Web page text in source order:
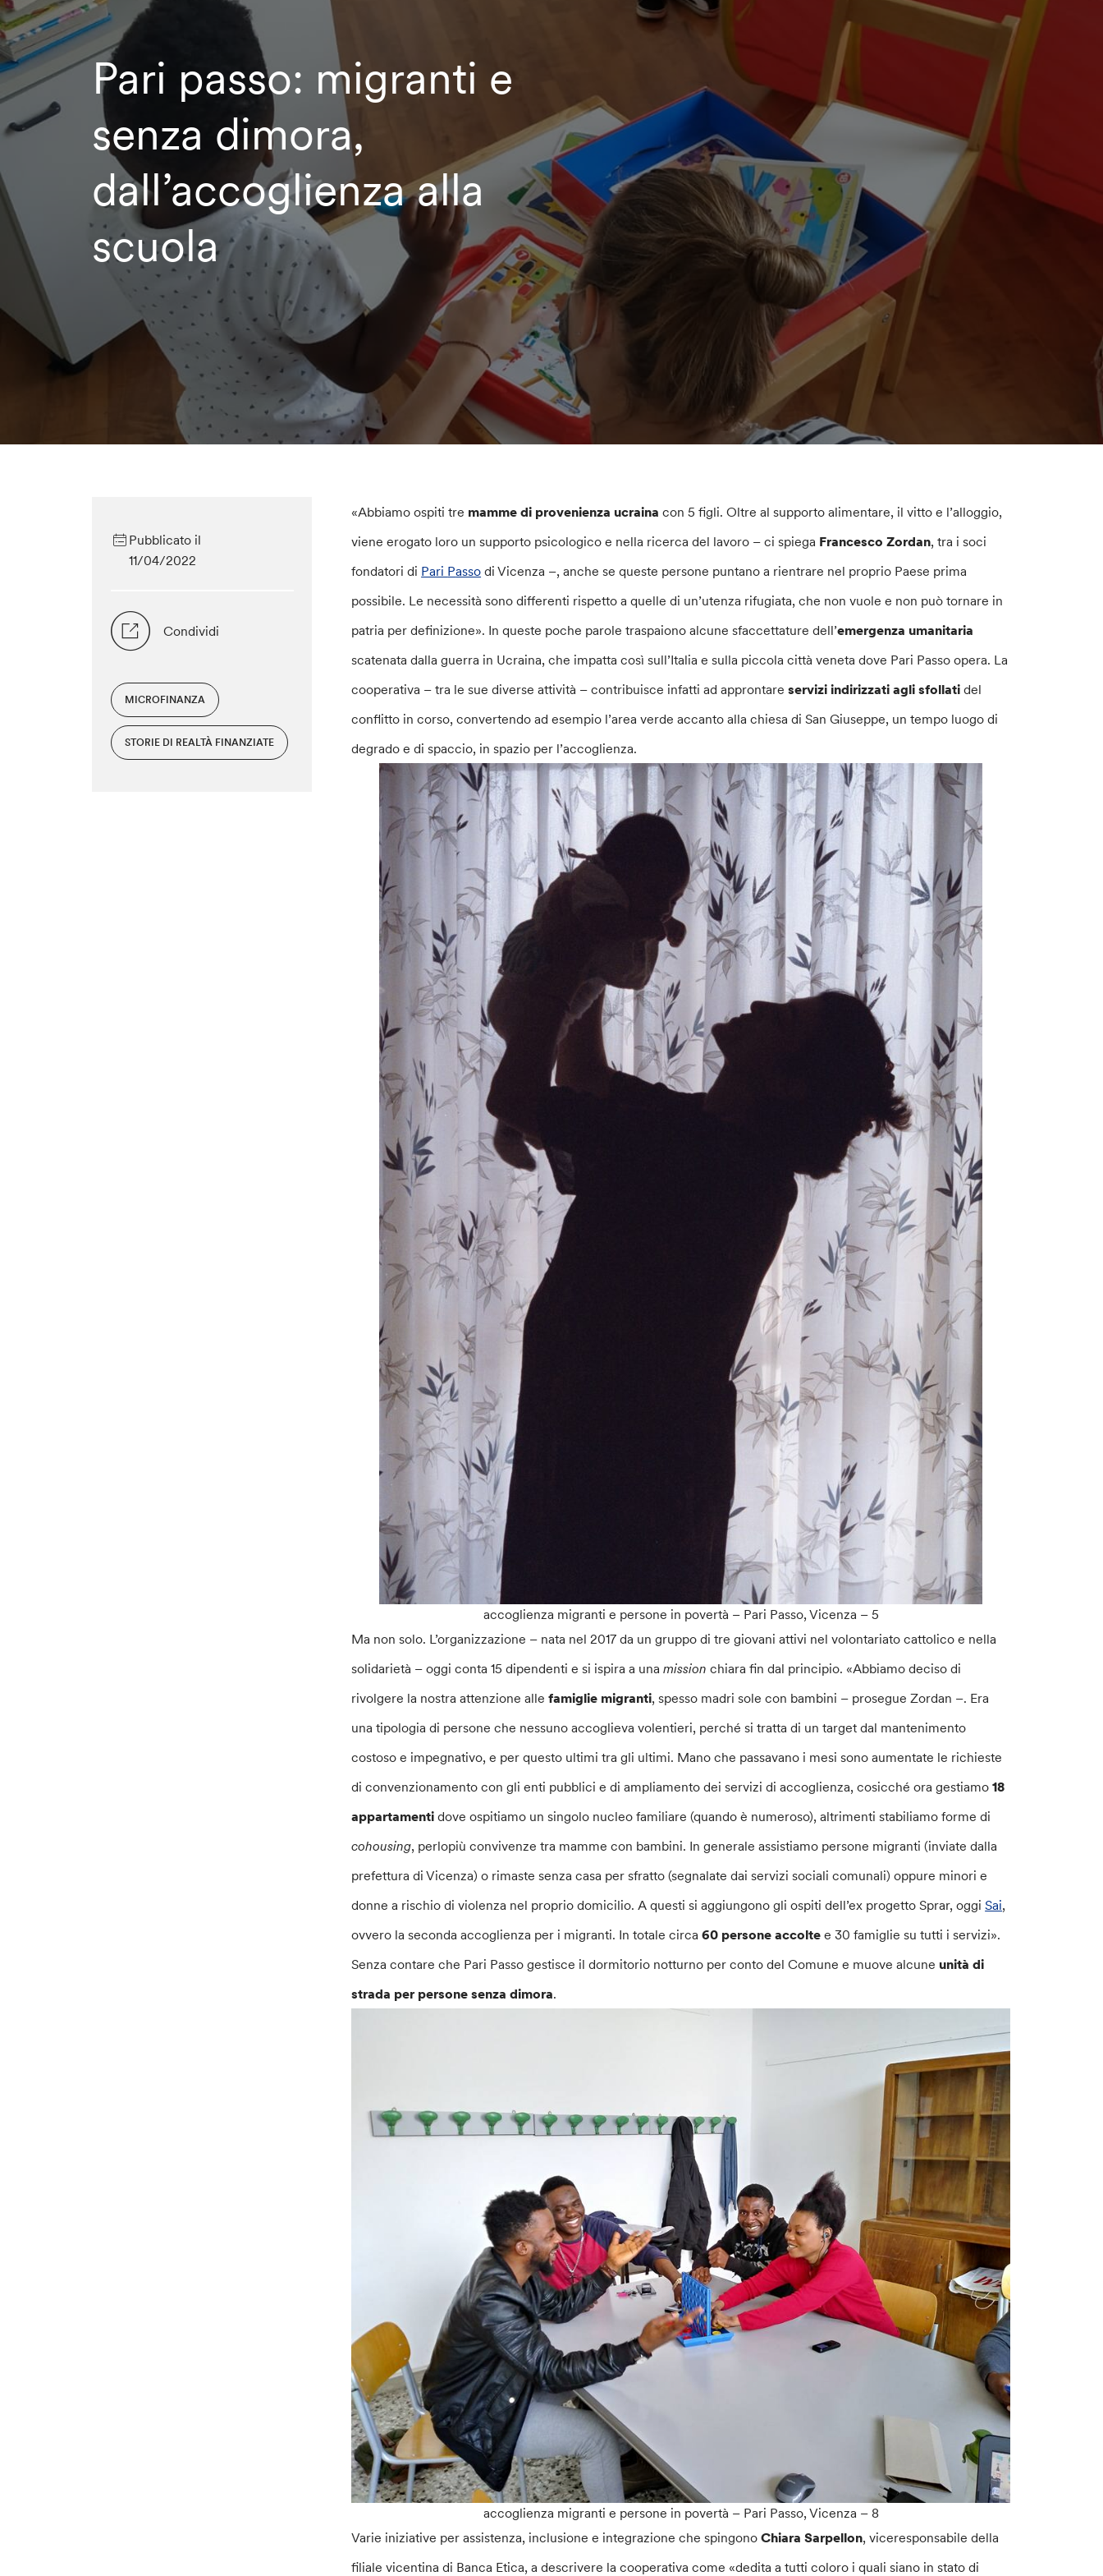
Pari passo: migranti e
senza dimora,
dall’accoglienza alla
scuola
Pubblicato il
11/04/2022
Condividi
MICROFINANZA
STORIE DI REALTÀ FINANZIATE
«Abbiamo ospiti tre mamme di provenienza ucrainacon 5 figli. Oltre al supporto alimentare, il vitto e l’alloggio,
viene erogato loro un supporto psicologico e nella ricerca del lavoro – ci spiega Francesco Zordan, tra i soci
fondatori di Pari Passo di Vicenza –, anche se queste persone puntano a rientrare nel proprio Paese prima
possibile. Le necessità sono differenti rispetto a quelle di un’utenza rifugiata, che non vuole e non può tornare in
patria per definizione». In queste poche parole traspaiono alcune sfaccettature dell’emergenza umanitaria
scatenata dalla guerra in Ucraina, che impatta così sull’Italia e sulla piccola città veneta dove Pari Passo opera. La
cooperativa – tra le sue diverse attività – contribuisce infatti ad approntareserviziindirizzati agli sfollati del
conflitto in corso, convertendo ad esempio l’area verde accanto alla chiesa di San Giuseppe, un tempo luogo di
degrado e di spaccio, in spazio per l’accoglienza.
accoglienza migranti e persone in povertà – Pari Passo, Vicenza – 5
Ma non solo. L’organizzazione – nata nel 2017 da un gruppo di tre giovani attivi nel volontariato cattolico e nella
solidarietà – oggi conta 15 dipendenti e si ispira a unamission chiara fin dal principio. «Abbiamo deciso di
rivolgere la nostra attenzione allefamiglie migranti, spesso madri sole con bambini – prosegue Zordan –. Era
una tipologia di persone che nessuno accoglieva volentieri, perché si tratta di un target dal mantenimento
costoso e impegnativo, e per questo ultimi tra gli ultimi. Mano che passavano i mesi sono aumentate le richieste
di convenzionamento con gli enti pubblici e di ampliamento dei servizi di accoglienza, cosicché ora gestiamo18
appartamenti dove ospitiamo un singolo nucleo familiare (quando è numeroso), altrimenti stabiliamo forme di
cohousing, perlopiù convivenze tra mamme con bambini. In generale assistiamo persone migranti (inviate dalla
prefettura di Vicenza) o rimaste senza casa per sfratto (segnalate dai servizi sociali comunali) oppure minori e
donne a rischio di violenza nel proprio domicilio. A questi si aggiungono gli ospiti dell’ex progetto Sprar, oggiSai,
ovvero la seconda accoglienza per i migranti. In totale circa60 persone accoltee 30 famiglie su tutti i servizi».
Senza contare che Pari Passo gestisce il dormitorio notturno per conto del Comune e muove alcune unità di
strada per persone senza dimora.
accoglienza migranti e persone in povertà – Pari Passo, Vicenza – 8
Varie iniziative per assistenza, inclusione e integrazione che spingonoChiara Sarpellon, viceresponsabile della
filiale vicentina di Banca Etica, a descrivere la cooperativa come «dedita a tutti coloro i quali siano in stato di